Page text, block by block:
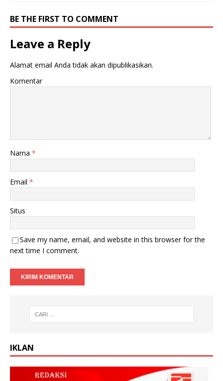
BE THE FIRST TO COMMENT
Leave a Reply
Alamat email Anda tidak akan dipublikasikan.
Komentar
Nama *
Email *
Situs
Save my name, email, and website in this browser for the
next time I comment.
IKLAN